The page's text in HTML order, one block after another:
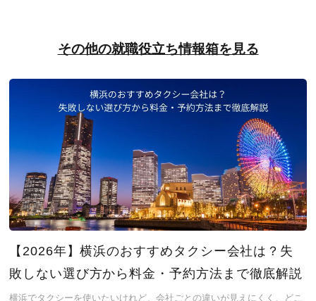
その他の就職役立ち情報箱を見る
【2026年】横浜のおすすめタクシー会社は？失
敗しない選び方から料金・予約方法まで徹底解説
横浜でタクシーを使いたいけれど、会社ごとの違いが見えにくく、どこ